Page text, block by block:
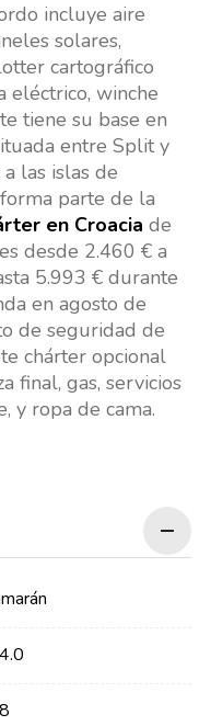
incluye aire
solares,
cartográfico
eléctrico, winche
tiene su base en
entre Split y
las islas de
parte de la
en Croacia de
desde 2.460 € a
5.993 € durante
en agosto de
de seguridad de
chárter opcional
final, gas, servicios
y ropa de cama.